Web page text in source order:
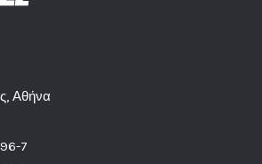
Αθήνα
7